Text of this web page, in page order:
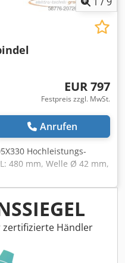
EUR 797
Festpreis zzgl. MwSt.
Anrufen
Hochleistungs-
480 mm, Welle Ø 42 mm,
51,5 mm, innen Ø 36
Lieferumfang
zertifizierte Händler